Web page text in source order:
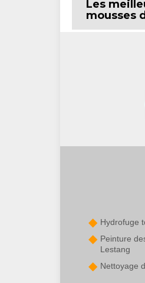
Les
mousses
Hydrofuge
Peinture
Lestang
Nettoyage